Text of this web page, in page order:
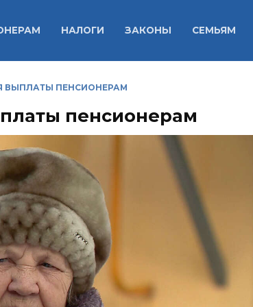
НАЛОГИ ЗАКОНЫ СЕМЬЯМ
ВЫПЛАТЫ ПЕНСИОНЕРАМ
пенсионерам